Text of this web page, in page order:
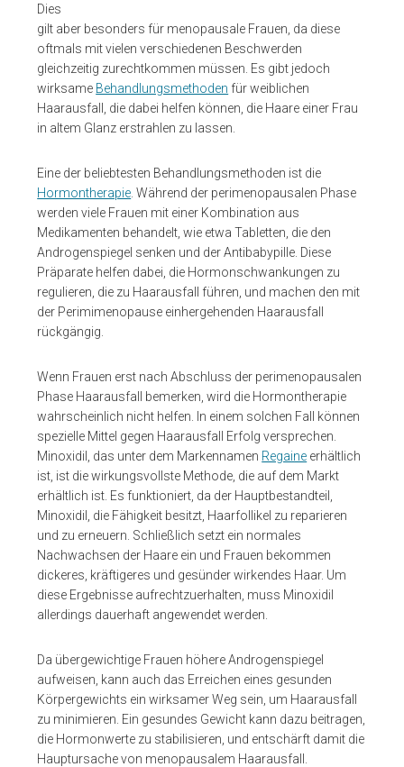
Dies
gilt aber besonders für menopausale Frauen, da diese
oftmals mit vielen verschiedenen Beschwerden
gleichzeitig zurechtkommen müssen. Es gibt jedoch
wirksame Behandlungsmethoden für weiblichen
Haarausfall, die dabei helfen können, die Haare einer Frau
in altem Glanz erstrahlen zu lassen.
Eine der beliebtesten Behandlungsmethoden ist die
Hormontherapie . Während der perimenopausalen Phase
werden viele Frauen mit einer Kombination aus
Medikamenten behandelt, wie etwa Tabletten, die den
Androgenspiegel senken und der Antibabypille. Diese
Präparate helfen dabei, die Hormonschwankungen zu
regulieren, die zu Haarausfall führen, und machen den mit
der Perimimenopause einhergehenden Haarausfall
rückgängig.
Wenn Frauen erst nach Abschluss der perimenopausalen
Phase Haarausfall bemerken, wird die Hormontherapie
wahrscheinlich nicht helfen. In einem solchen Fall können
spezielle Mittel gegen Haarausfall Erfolg versprechen.
Minoxidil, das unter dem Markennamen Regaine erhältlich
ist, ist die wirkungsvollste Methode, die auf dem Markt
erhältlich ist. Es funktioniert, da der Hauptbestandteil,
Minoxidil, die Fähigkeit besitzt, Haarfollikel zu reparieren
und zu erneuern. Schließlich setzt ein normales
Nachwachsen der Haare ein und Frauen bekommen
dickeres, kräftigeres und gesünder wirkendes Haar. Um
diese Ergebnisse aufrechtzuerhalten, muss Minoxidil
allerdings dauerhaft angewendet werden.
Da übergewichtige Frauen höhere Androgenspiegel
aufweisen, kann auch das Erreichen eines gesunden
Körpergewichts ein wirksamer Weg sein, um Haarausfall
zu minimieren. Ein gesundes Gewicht kann dazu beitragen,
die Hormonwerte zu stabilisieren, und entschärft damit die
Hauptursache von menopausalem Haarausfall.